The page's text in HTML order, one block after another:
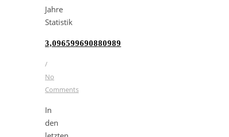
3,096599690880989
/
No
Comments
In
den